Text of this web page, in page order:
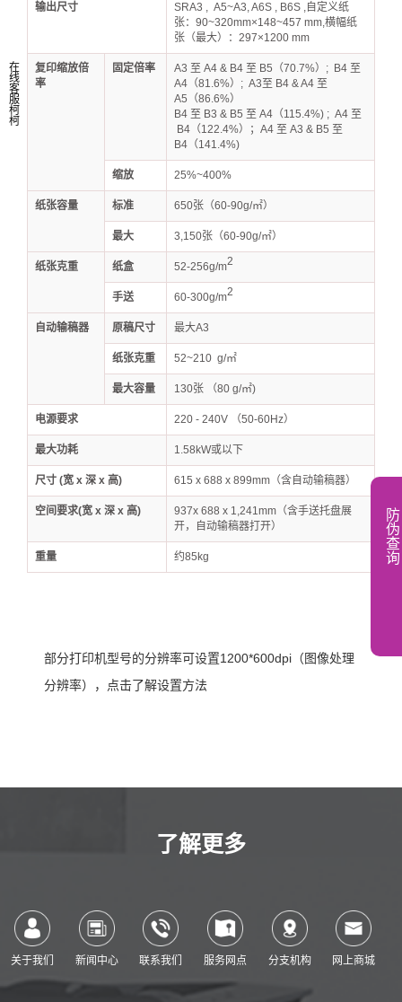
输出尺寸
SRA3 , A5~A3, A6S , B6S ,自定义纸
张：90~320mm×148~457 mm,横幅纸
张（最大）：297×1200 mm
复印缩放倍
率
固定倍率
A3 至 A4 & B4 至 B5（70.7%）; B4 至
A4（81.6%）; A3至 B4 & A4 至
A5（86.6%）
B4 至 B3 & B5 至 A4（115.4%) ; A4 至
B4（122.4%）；A4 至 A3 & B5 至
B4（141.4%)
缩放 25%~400%
纸张容量 标准 650张（60-90g/㎡）
最大 3,150张（60-90g/㎡）
纸张克重 纸盒 52-256g/m2
手送 60-300g/m2
自动输稿器 原稿尺寸 最大A3
纸张克重 52~210 g/㎡
最大容量 130张 （80 g/㎡)
电源要求 220 - 240V （50-60Hz）
最大功耗 1.58kW或以下
尺寸 (宽 x 深 x 高) 615 x 688 x 899mm（含自动输稿器）
空间要求(宽 x 深 x 高)
937x 688 x 1,241mm（含手送托盘展
开，自动输稿器打开）
重量 约85kg
部分打印机型号的分辨率可设置1200*600dpi（图像处理
分辨率），点击了解设置方法
了解更多
关于我们 新闻中心 联系我们 服务网点 分支机构 网上商城
在
线
客
服
柯
柯
防
伪
查
询